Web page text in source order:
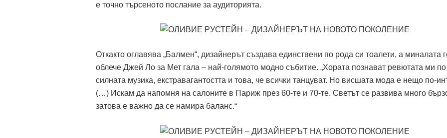
е точно търсеното послание за аудиторията.
Откакто оглавява „Балмен“, дизайнерът създава единствени по рода си тоалети, а миналата
облече Джей Ло за Мет гала – най-голямото модно събитие. „Хората познават ревютата ми по
силната музика, екстравагантостта и това, че всички танцуват. Но висшата мода е нещо по-
(…) Искам да напомня на салоните в Париж през 60-те и 70-те. Светът се развива много
затова е важно да се намира баланс.“